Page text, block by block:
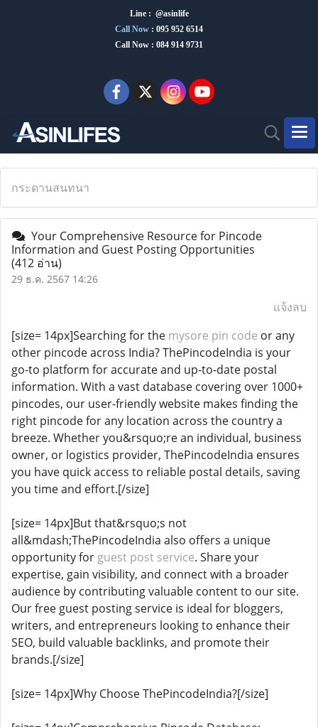
Line : @asinlife
Call Now : 095 952 6514
Call Now : 084 914 9731
กระดานสนทนา
Your Comprehensive Resource for Pincode
Information and Guest Posting Opportunities
(412 อ่าน)
29 ธ.ค. 2567 14:26
แจ้งลบ
[size= 14px]Searching for the mysore pin code or any
other pincode across India? ThePincodeIndia is your
go-to platform for accurate and up-to-date postal
information. With a vast database covering over 1000+
pincodes, our user-friendly website makes finding the
right pincode for any location across the country a
breeze. Whether you&rsquo;re an individual, business
owner, or logistics provider, ThePincodeIndia ensures
you have quick access to reliable postal details, saving
you time and effort.[/size]
[size= 14px]But that&rsquo;s not
all&mdash;ThePincodeIndia also offers a unique
opportunity for guest post service. Share your
expertise, gain visibility, and connect with a broader
audience by contributing valuable content to our site.
Our free guest posting service is ideal for bloggers,
writers, and entrepreneurs looking to enhance their
SEO, build valuable backlinks, and promote their
brands.[/size]
[size= 14px]Why Choose ThePincodeIndia?[/size]